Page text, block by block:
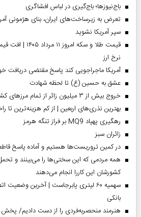
باج‌نیوزها؛ باج‌گیری در لباس افشاگری
تعرض به زیرساخت‌های ایران، بنای هژمونی
سپر آمریکا نشوید
قیمت طلا و سکه
نرخ ارز
آمریکا ماجراجویی کند پاسخ مقتضی دریافت
عشق به حسین (ع) تا لحظه شهادت
خروج بیش از ۳ میلیون زائر از تمام مرز‌های کشور
بهترین نذری‌های اربعین | از کم هزینه‌ترین تا
رهگیری پهپاد MQ9 بر فراز تنگه هرمز
‌زائران سبز
در کمین تروریست‌ها هستیم و آماده پاسخ
همه مردمی که این سختی‌ها را می‌بینند و تحمل
کشورشان این کاررا انجام می‌دهند
سهمیه ۶۰ لیتری پابرجاست | آخرین
بانکی